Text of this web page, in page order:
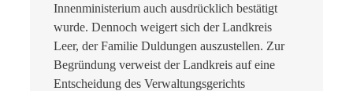
Innenministerium auch ausdrücklich bestätigt
wurde. Dennoch weigert sich der Landkreis
Leer, der Familie Duldungen auszustellen. Zur
Begründung verweist der Landkreis auf eine
Entscheidung des Verwaltungsgerichts